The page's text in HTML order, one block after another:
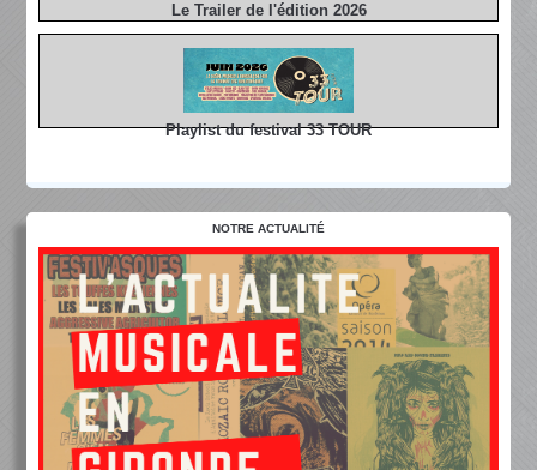
Le Trailer de l'édition 2026
Playlist du festival 33 TOUR
NOTRE ACTUALITÉ